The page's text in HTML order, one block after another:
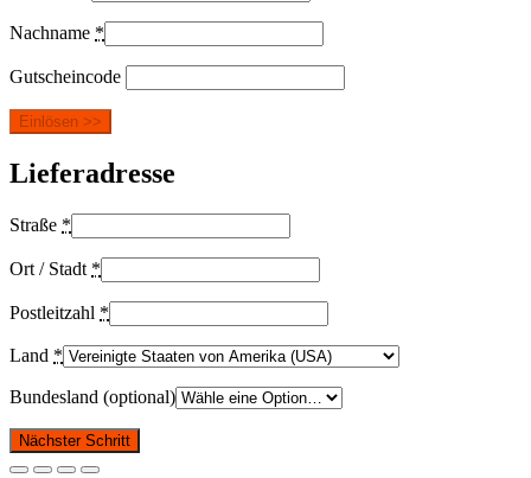
Nachname *
Gutscheincode
Einlösen >>
Lieferadresse
Straße *
Ort / Stadt *
Postleitzahl *
Land *
Bundesland (optional)
Nächster Schritt